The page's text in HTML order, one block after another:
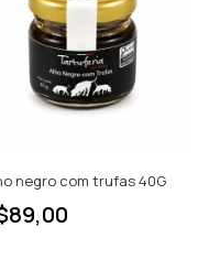
negro com trufas 40G